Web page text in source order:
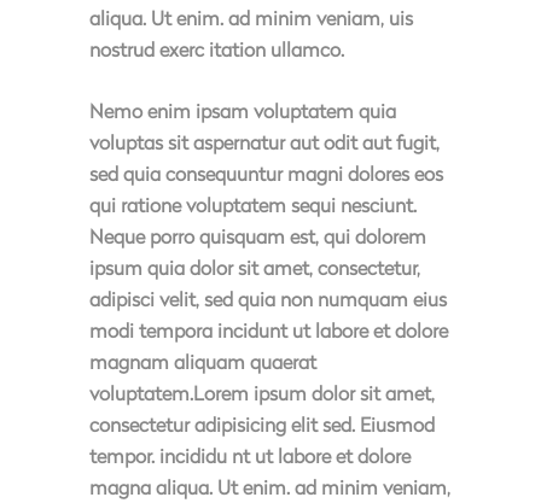
aliqua. Ut enim. ad minim veniam, uis
nostrud exerc itation ullamco.
Nemo enim ipsam voluptatem quia
voluptas sit aspernatur aut odit aut fugit,
sed quia consequuntur magni dolores eos
qui ratione voluptatem sequi nesciunt.
Neque porro quisquam est, qui dolorem
ipsum quia dolor sit amet, consectetur,
adipisci velit, sed quia non numquam eius
modi tempora incidunt ut labore et dolore
magnam aliquam quaerat
voluptatem.Lorem ipsum dolor sit amet,
consectetur adipisicing elit sed. Eiusmod
tempor. incididu nt ut labore et dolore
magna aliqua. Ut enim. ad minim veniam,